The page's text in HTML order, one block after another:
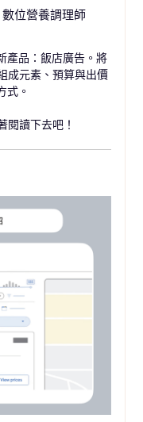
數位營養調理師
產品：飯店廣告。將
成元素、預算與出價
式。
閱讀下去吧！